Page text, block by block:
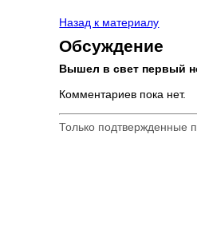
Назад к материалу
Обсуждение
Вышел в свет первый
Комментариев пока нет.
Только подтвержденные